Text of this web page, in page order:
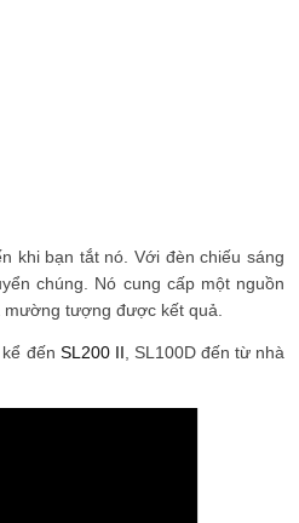
khi bạn tắt nó. Với đèn chiếu sáng
chúng. Nó cung cấp một nguồn
tượng được kết quả.
đến SL200 II , SL100D đến từ nhà